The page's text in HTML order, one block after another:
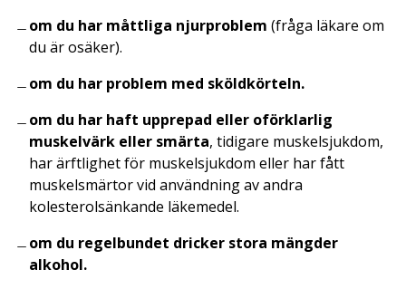
om du har måttliga njurproblem (fråga läkare om
du är osäker).
om du har problem med sköldkörteln.
om du har haft upprepad eller oförklarlig
muskelvärk eller smärta, tidigare muskelsjukdom,
har ärftlighet för muskelsjukdom eller har fått
muskelsmärtor vid användning av andra
kolesterolsänkande läkemedel.
om du regelbundet dricker stora mängder
alkohol.